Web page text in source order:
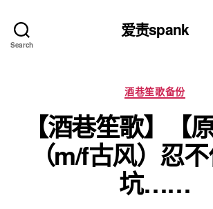
Search
爱责spank
分
类
酒巷笙歌备份
【酒巷笙歌】【
（m/f古风）忍
坑……